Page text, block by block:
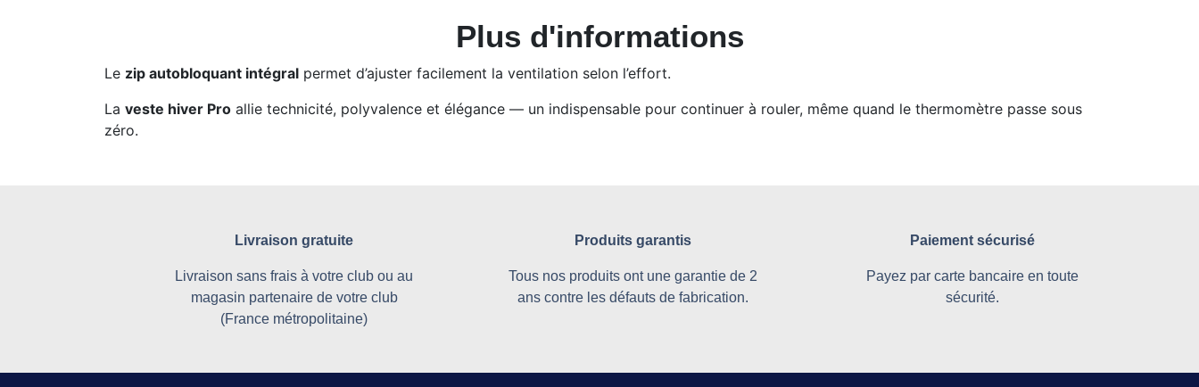
Plus d'informations
Le zip autobloquant intégral permet d’ajuster facilement la ventilation selon l’effort.
La veste hiver Pro allie technicité, polyvalence et élégance — un indispensable pour continuer à rouler, même quand le thermomètre passe sous
zéro.
Livraison gratuite
Livraison sans frais à votre club ou au
magasin partenaire de votre club
(France métropolitaine)
Produits garantis
Tous nos produits ont une garantie de 2
ans contre les défauts de fabrication.
Paiement sécurisé
Payez par carte bancaire en toute
sécurité.